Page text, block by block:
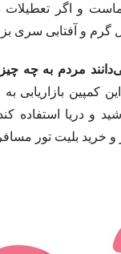
و اگر تعطیلات
و آفتابی سری
مردم به چه
کمپین بازاریابی
و دریا استفاده
خرید بلیت تور